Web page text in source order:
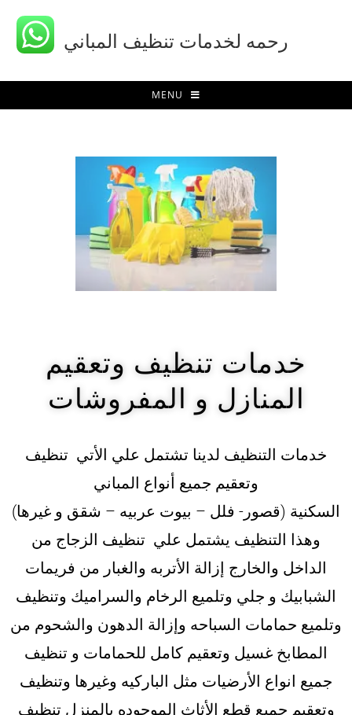
رحمه لخدمات تنظيف المباني
MENU
خدمات تنظيف وتعقيم
المنازل و المفروشات
خدمات التنظيف لدينا تشتمل علي الأتي تنظيف
وتعقيم جميع أنواع المباني
السكنية (قصور- فلل – بيوت عربيه – شقق و غيرها)
وهذا التنظيف يشتمل علي تنظيف الزجاج من
الداخل والخارج إزالة الأتربه والغبار من فريمات
الشبابيك و جلي وتلميع الرخام والسراميك وتنظيف
وتلميع حمامات السباحه وإزالة الدهون والشحوم من
المطابخ غسيل وتعقيم كامل للحمامات و تنظيف
جميع انواع الأرضيات مثل الباركيه وغيرها وتنظيف
وتعقيم جميع قطع الأثاث الموجوده بالمنزل تنظيف